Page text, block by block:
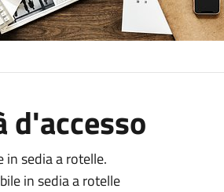
d'accesso
in sedia a rotelle.
in sedia a rotelle